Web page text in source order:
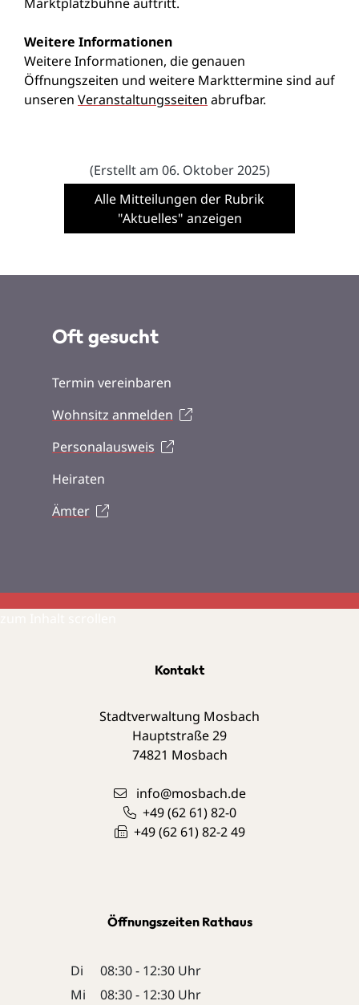
Weitere Informationen
Weitere Informationen, die genauen
Öffnungszeiten und weitere Markttermine sind auf
unseren Veranstaltungsseiten abrufbar.
(Erstellt am 06. Oktober 2025)
Alle Mitteilungen der Rubrik
"Aktuelles" anzeigen
Oft gesucht
Termin vereinbaren
Wohnsitz anmelden
Personalausweis
Heiraten
Ämter
Kontakt
Stadtverwaltung Mosbach
Hauptstraße 29
74821 Mosbach
info@mosbach.de
+49 (62 61) 82-0
+49 (62 61) 82-2 49
Öffnungszeiten Rathaus
Di
08:30 - 12:30 Uhr
Mi
08:30 - 12:30 Uhr